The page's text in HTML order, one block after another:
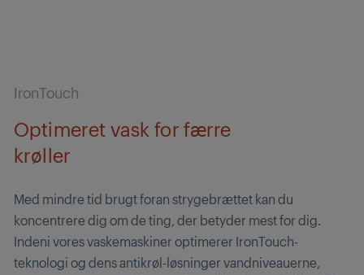
IronTouch
Optimeret vask for færre
krøller
Med mindre tid brugt foran strygebrættet kan du
koncentrere dig om de ting, der betyder mest for dig.
Indeni vores vaskemaskiner optimerer IronTouch-
teknologi og dens antikrøl-løsninger vandniveauerne,